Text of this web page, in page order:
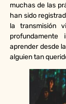
muchas de las
han sido
la transmisión
aprender desde
alguien tan